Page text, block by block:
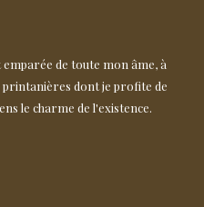
de toute mon âme, à
printanières dont je profite de
le charme de l'existence.